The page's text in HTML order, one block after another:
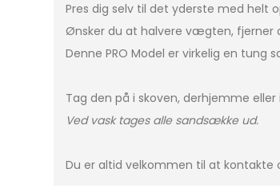
Pres dig selv til det yderste med helt
Ønsker du at halvere vægten, fjerner
Denne PRO Model er virkelig en
Tag den på i skoven, derhjemme
Ved vask tages alle sandsække ud.
Du er altid velkommen til at kontakte